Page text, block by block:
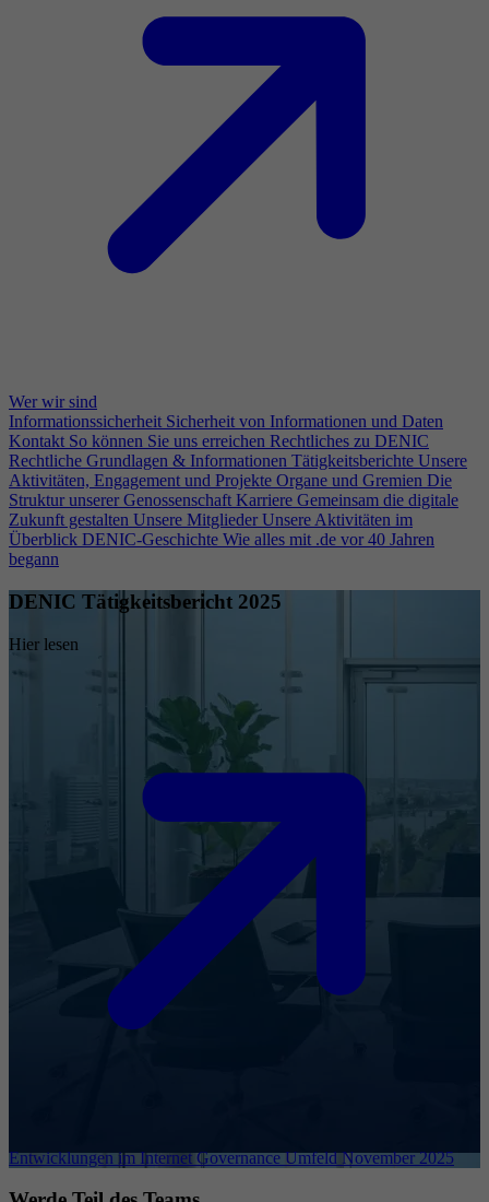
Wer wir sind
Informationssicherheit Sicherheit von Informationen und Daten
Kontakt So können Sie uns erreichen Rechtliches zu DENIC
Rechtliche Grundlagen & Informationen Tätigkeitsberichte Unsere
Aktivitäten, Engagement und Projekte Organe und Gremien Die
Struktur unserer Genossenschaft Karriere Gemeinsam die digitale
Zukunft gestalten Unsere Mitglieder Unsere Aktivitäten im
Überblick DENIC-Geschichte Wie alles mit .de vor 40 Jahren
begann
DENIC Tätigkeitsbericht 2025
Hier lesen
Entwicklungen im Internet Governance Umfeld November 2025